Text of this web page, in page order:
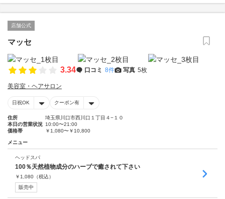
店舗公式
マッセ
3.34 口コミ 8件 写真 5枚
美容室・ヘアサロン
日祝OK クーポン有
住所
埼玉県川口市西川口１丁目４−１０
本日の営業状況 10:00〜21:00
価格帯
￥1,080〜￥10,800
メニュー
ヘッドスパ
100％天然植物成分のハーブで癒されて下さい
￥ 1,080 （税込）
販売中